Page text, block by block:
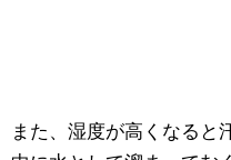
また、湿度が高くなると